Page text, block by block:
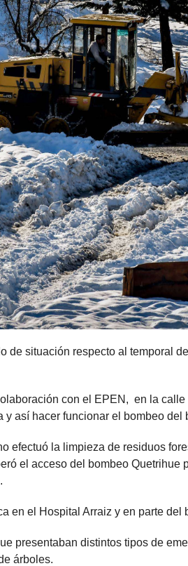
de situación respecto al temporal
con el EPEN, en la
así hacer funcionar el bombeo del
efectuó la limpieza de residuos
el acceso del bombeo Quetrihue
en el Hospital Arraiz y en parte del
presentaban distintos tipos de
árboles.